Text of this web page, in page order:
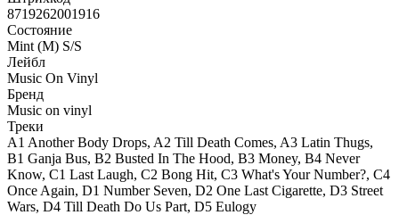
8719262001916
Состояние
Mint (M) S/S
Лейбл
Music On Vinyl
Бренд
Music on vinyl
Треки
A1 Another Body Drops, A2 Till Death Comes, A3 Latin Thugs,
B1 Ganja Bus, B2 Busted In The Hood, B3 Money, B4 Never
Know, C1 Last Laugh, C2 Bong Hit, C3 What's Your Number?, C4
Once Again, D1 Number Seven, D2 One Last Cigarette, D3 Street
Wars, D4 Till Death Do Us Part, D5 Eulogy